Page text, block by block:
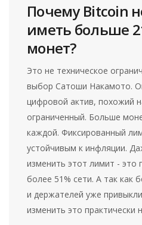
Почему Bitcoin
иметь больше
монет?
Это не техническое
выбор Сатоши Накамото.
цифровой актив, похожий
ограниченный. Больше
каждой. Фиксированный
устойчивым к инфляции.
изменить этот лимит - это
более 51% сети. А так как
и держателей уже
изменить это практически